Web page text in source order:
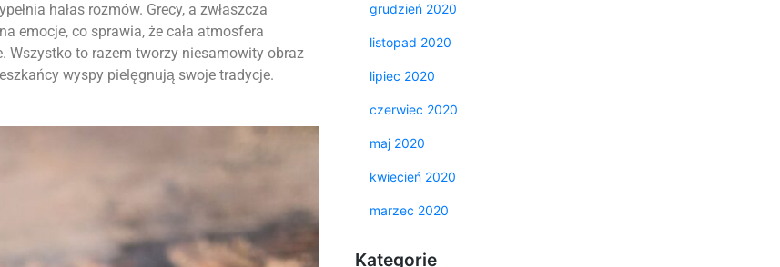
hałas rozmów. Grecy, a zwłaszcza
emocje, co sprawia, że cała atmosfera
Wszystko to razem tworzy niesamowity obraz
wyspy pielęgnują swoje tradycje.
grudzień 2020
listopad 2020
lipiec 2020
czerwiec 2020
maj 2020
kwiecień 2020
marzec 2020
Kategorie